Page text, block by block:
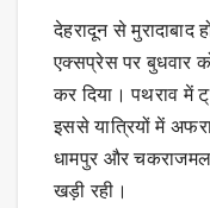
देहरादून से
एक्सप्रेस पर बुधवार
कर दिया। पथराव में
इससे यात्रियों में
धामपुर और
खड़ी रही।